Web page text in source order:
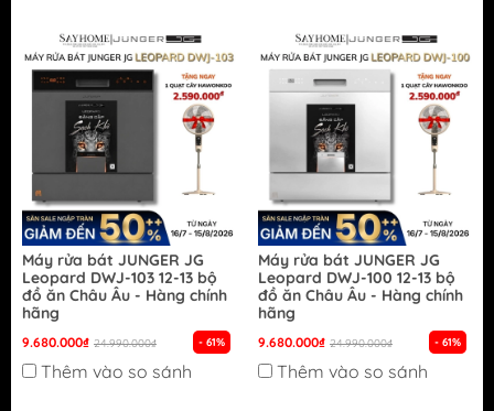
Máy rửa bát JUNGER JG
Leopard DWJ-103 12-13 bộ
đồ ăn Châu Âu - Hàng chính
hãng
9.680.000₫ 24.990.000₫ - 61%
Thêm vào so sánh
Máy rửa bát JUNGER JG
Leopard DWJ-100 12-13 bộ
đồ ăn Châu Âu - Hàng chính
hãng
9.680.000₫ 24.990.000₫ - 61%
Thêm vào so sánh